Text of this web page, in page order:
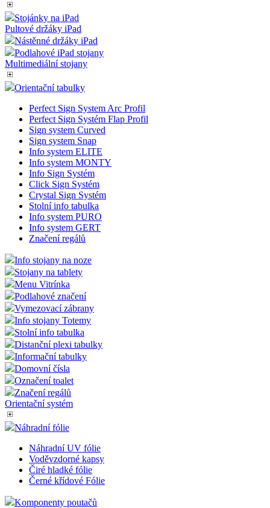
Stojánky na iPad
Pultové držáky iPad
Nástěnné držáky iPad
Podlahové iPad stojany
Multimediální stojany
Orientační tabulky
Perfect Sign System Arc Profil
Perfect Sign Systém Flap Profil
Sign system Curved
Sign system Snap
Info system ELITE
Info system MONTY
Info Sign Systém
Click Sign Systém
Crystal Sign Systém
Stolní info tabulka
Info system PURO
Info system GERT
Značení regálů
Info stojany na noze
Stojany na tablety
Menu Vitrínka
Podlahové značení
Vymezovací zábrany
Info stojany Totemy
Stolní info tabulka
Distanční plexi tabulky
Informační tabulky
Domovní čísla
Označení toalet
Značení regálů
Orientační systém
Náhradní fólie
Náhradní UV fólie
Voděvzdorné kapsy
Čiré hladké fólie
Černé křídové Fólie
Komponenty poutačů